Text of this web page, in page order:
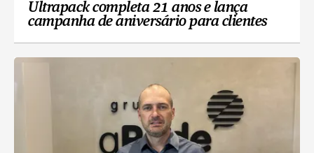
Ultrapack completa 21 anos e lança
campanha de aniversário para clientes